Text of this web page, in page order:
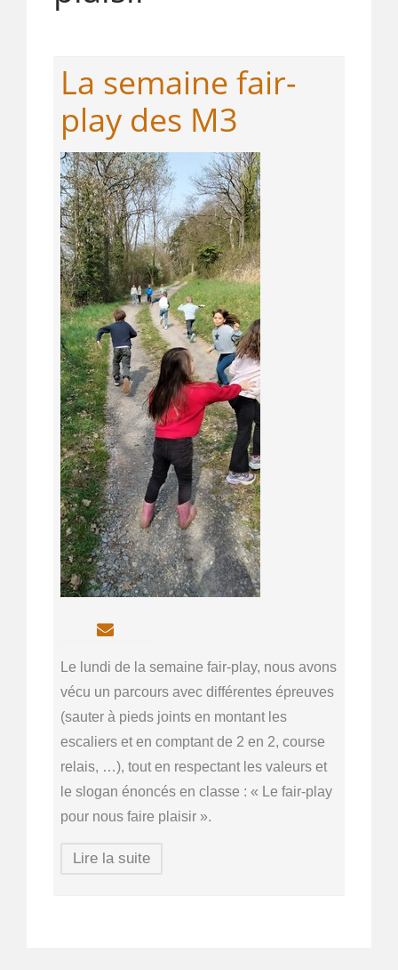
La semaine fair-
play des M3
Le lundi de la semaine fair-play, nous avons
vécu un parcours avec différentes épreuves
(sauter à pieds joints en montant les
escaliers et en comptant de 2 en 2, course
relais, …), tout en respectant les valeurs et
le slogan énoncés en classe : « Le fair-play
pour nous faire plaisir ».
Lire la suite